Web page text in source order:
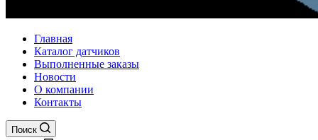
Главная
Каталог датчиков
Выполненные заказы
Новости
О компании
Контакты
Поиск